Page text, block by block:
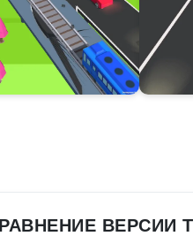
ВЕРСИИ